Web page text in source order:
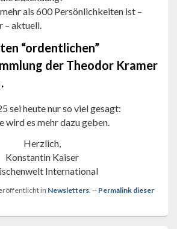
als 600 Persönlichkeiten ist –
– aktuell.
“ordentlichen”
der Theodor Kramer
sei heute nur so viel gesagt:
wird es mehr dazu geben.
Herzlich,
Konstantin Kaiser
International
in Newsletters. -- Permalink dieser